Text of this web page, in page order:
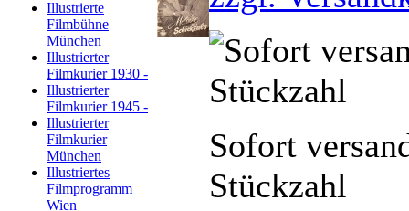
Illustrierte
Filmbühne
München
Illustrierter
Filmkurier 1930 -
Illustrierter
Filmkurier 1945 -
Illustrierter
Filmkurier
München
Illustriertes
Filmprogramm
Wien
Sofort
Stückzahl